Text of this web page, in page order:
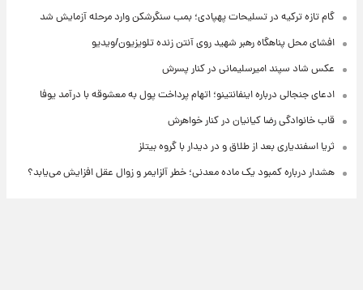
گام تازه ترکیه در تسلیحات پهپادی؛ بمب سنگرشکن وارد مرحله آزمایش شد
افشای محل پناهگاه‌ رهبر شهید روی آنتن زنده تلویزیون/ویدیو
عکس شاد سپند امیرسلیمانی در کنار پسرش
ادعای جنجالی درباره اینفانتینو؛ اتهام پرداخت پول به معشوقه با درآمد یوفا
قاب خانوادگی رضا کیانیان در کنار خواهرش
ثریا اسفندیاری بعد از طلاق و در دیدار با گروه بیتلز
هشدار درباره کمبود یک ماده معدنی؛ خطر آلزایمر و زوال عقل افزایش می‌یابد؟